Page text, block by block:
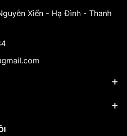
Xiển - Hạ Đình - Thanh